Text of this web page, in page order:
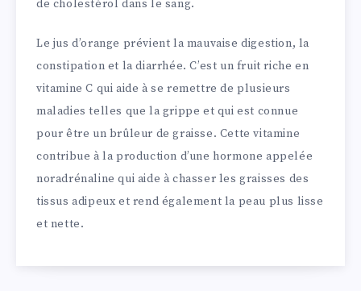
de cholestérol dans le sang.
Le jus d’orange prévient la mauvaise digestion, la
constipation et la diarrhée. C’est un fruit riche en
vitamine C qui aide à se remettre de plusieurs
maladies telles que la grippe et qui est connue
pour être un brûleur de graisse. Cette vitamine
contribue à la production d’une hormone appelée
noradrénaline qui aide à chasser les graisses des
tissus adipeux et rend également la peau plus lisse
et nette.